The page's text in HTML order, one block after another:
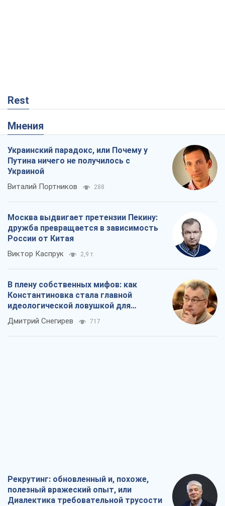
Rest
Мнения
Украинский парадокс, или Почему у
Путина ничего не получилось с
Украиной
Виталий Портников 288
Москва выдвигает претензии Пекину:
дружба превращается в зависимость
России от Китая
Виктор Каспрук 2,9 т.
В плену собственных мифов: как
Константиновка стала главной
идеологической ловушкой для
российских оккупантов
Дмитрий Снегирев 717
Рекрутинг: обновленный и, похоже,
полезный вражеский опыт, или
Диалектика требовательной трусости